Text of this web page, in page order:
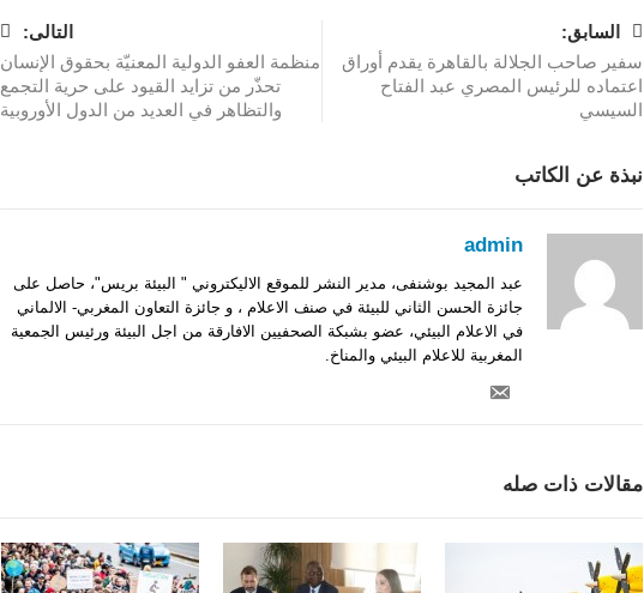
السابق:
سفير صاحب الجلالة بالقاهرة يقدم أوراق
اعتماده للرئيس المصري عبد الفتاح
السيسي
التالى:
منظمة العفو الدولية المعنيّة بحقوق الإنسان
تحذّر من تزايد القيود على حرية التجمع
والتظاهر في العديد من الدول الأوروبية
نبذة عن الكاتب
admin
عبد المجيد بوشنفى، مدير النشر للموقع الاليكتروني " البيئة بريس"، حاصل على
جائزة الحسن الثاني للبيئة في صنف الاعلام ، و جائزة التعاون المغربي- الالماني
في الاعلام البيئي، عضو بشبكة الصحفيين الافارقة من اجل البيئة ورئيس الجمعية
المغربية للاعلام البيئي والمناخ.
مقالات ذات صله